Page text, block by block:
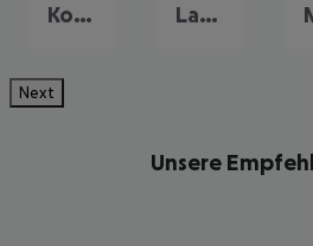
Kos Stadt Lambi
Next
Unsere